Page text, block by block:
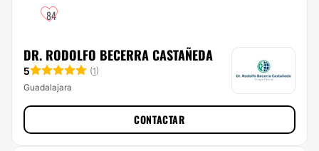
84
DR. RODOLFO BECERRA CASTAÑEDA
5 (1)
Guadalajara
CONTACTAR